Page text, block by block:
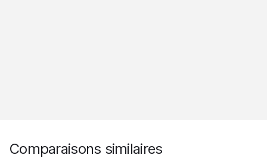
Comparaisons similaires